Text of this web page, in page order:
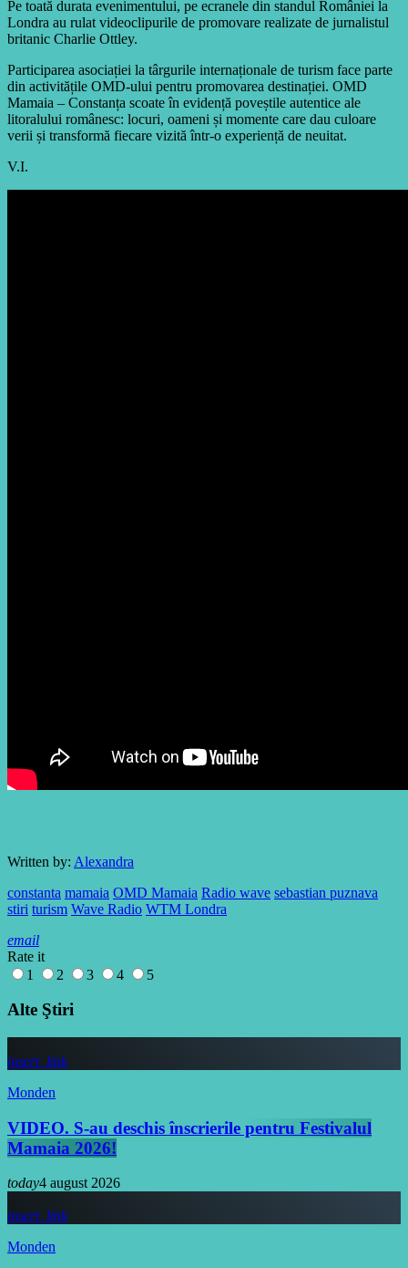
Pe toată durata evenimentului, pe ecranele din standul României la
Londra au rulat videoclipurile de promovare realizate de jurnalistul
britanic Charlie Ottley.
Participarea asociației la târgurile internaționale de turism face parte
din activitățile OMD-ului pentru promovarea destinației. OMD
Mamaia – Constanța scoate în evidență poveștile autentice ale
litoralului românesc: locuri, oameni și momente care dau culoare
verii și transformă fiecare vizită într-o experiență de neuitat.
V.I.
Written by: Alexandra
constanta mamaia OMD Mamaia Radio wave sebastian puznava
stiri turism Wave Radio WTM Londra
email
Rate it
1
2 3 4 5
Alte Ştiri
insert_link
Monden
VIDEO. S-au deschis înscrierile pentru Festivalul
Mamaia 2026!
today4 august 2026
insert_link
Monden